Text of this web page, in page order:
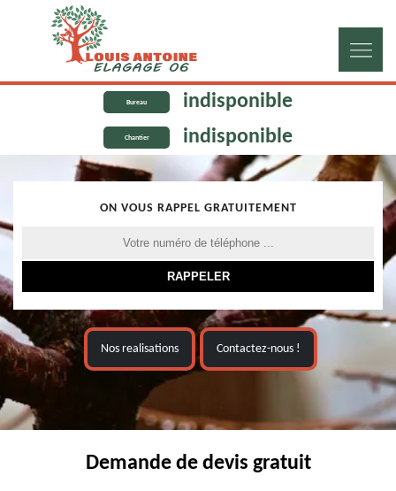
Bureau indisponible
Chantier indisponible
ON VOUS RAPPEL GRATUITEMENT
Nos realisations Contactez-nous !
Demande de devis gratuit